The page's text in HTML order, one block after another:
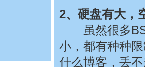
2、硬盘有大，
虽然很多
小，都有种种
什么博客，丢